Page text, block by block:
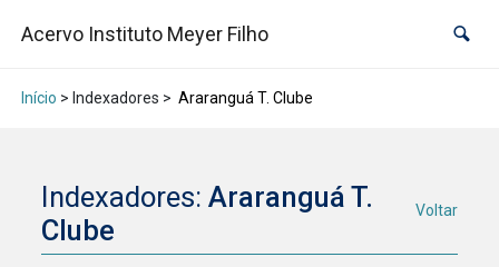
Acervo Instituto Meyer Filho
Início > Indexadores > Araranguá T. Clube
Indexadores:Araranguá T.
Clube
Voltar